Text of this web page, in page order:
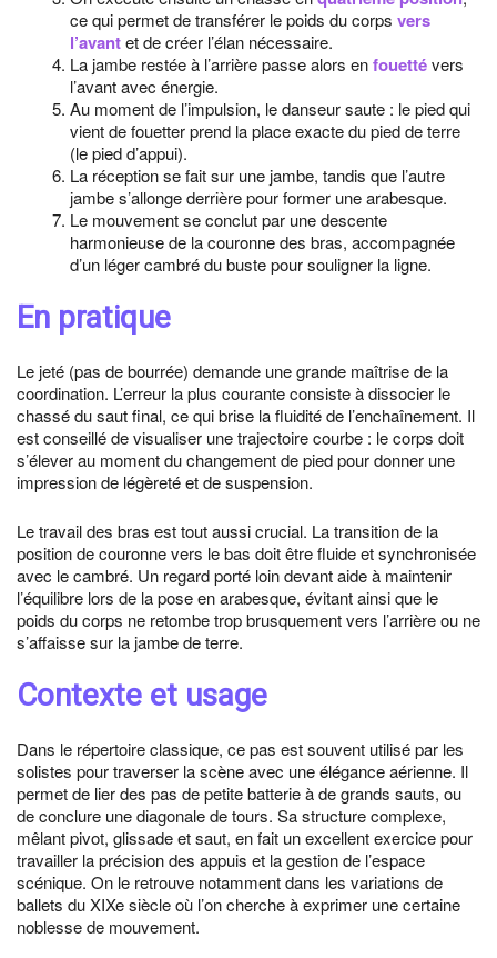
ce qui permet de transférer le poids du corps vers
l’avantet de créer l’élan nécessaire.
La jambe restée à l’arrière passe alors enfouettévers
l’avant avec énergie.
Au moment de l’impulsion, le danseur saute : le pied qui
vient de fouetter prend la place exacte du pied de terre
(le pied d’appui).
La réception se fait sur une jambe, tandis que l’autre
jambe s’allonge derrière pour former une arabesque.
Le mouvement se conclut par une descente
harmonieuse de la couronne des bras, accompagnée
d’un léger cambré du buste pour souligner la ligne.
En pratique
Le jeté (pas de bourrée) demande une grande maîtrise de la
coordination. L’erreur la plus courante consiste à dissocier le
chassé du saut final, ce qui brise la fluidité de l’enchaînement. Il
est conseillé de visualiser une trajectoire courbe : le corps doit
s’élever au moment du changement de pied pour donner une
impression de légèreté et de suspension.
Le travail des bras est tout aussi crucial. La transition de la
position de couronne vers le bas doit être fluide et synchronisée
avec le cambré. Un regard porté loin devant aide à maintenir
l’équilibre lors de la pose en arabesque, évitant ainsi que le
poids du corps ne retombe trop brusquement vers l’arrière ou ne
s’affaisse sur la jambe de terre.
Contexte et usage
Dans le répertoire classique, ce pas est souvent utilisé par les
solistes pour traverser la scène avec une élégance aérienne. Il
permet de lier des pas de petite batterie à de grands sauts, ou
de conclure une diagonale de tours. Sa structure complexe,
mêlant pivot, glissade et saut, en fait un excellent exercice pour
travailler la précision des appuis et la gestion de l’espace
scénique. On le retrouve notamment dans les variations de
ballets du XIXe siècle où l’on cherche à exprimer une certaine
noblesse de mouvement.